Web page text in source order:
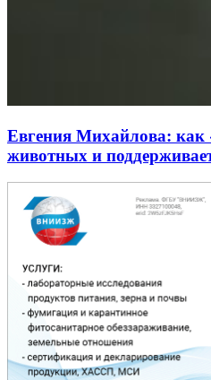
Евгения Михайлова: как
животных и